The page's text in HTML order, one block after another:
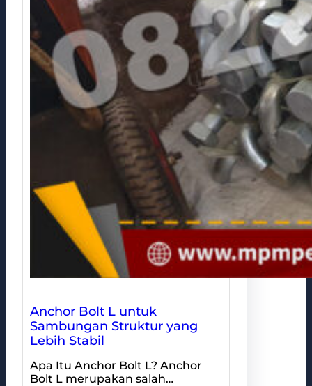
Anchor Bolt L untuk
Sambungan Struktur yang
Lebih Stabil
Apa Itu Anchor Bolt L? Anchor
Bolt L merupakan salah…